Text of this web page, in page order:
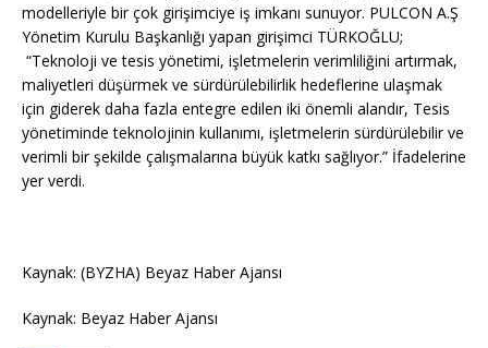
modelleriyle bir çok girişimciye iş imkanı sunuyor. PULCON A.Ş
Yönetim Kurulu Başkanlığı yapan girişimci TÜRKOĞLU;
“Teknoloji ve tesis yönetimi, işletmelerin verimliliğini artırmak,
maliyetleri düşürmek ve sürdürülebilirlik hedeflerine ulaşmak
için giderek daha fazla entegre edilen iki önemli alandır, Tesis
yönetiminde teknolojinin kullanımı, işletmelerin sürdürülebilir ve
verimli bir şekilde çalışmalarına büyük katkı sağlıyor.” İfadelerine
yer verdi.
Kaynak: (BYZHA) Beyaz Haber Ajansı
Kaynak: Beyaz Haber Ajansı